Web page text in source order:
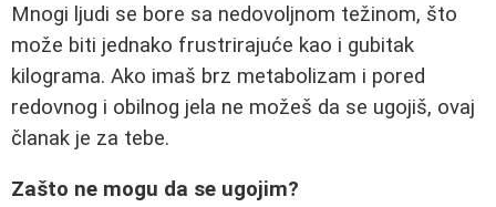
Mnogi ljudi se bore sa nedovoljnom težinom, što
može biti jednako frustrirajuće kao i gubitak
kilograma. Ako imaš brz metabolizam i pored
redovnog i obilnog jela ne možeš da se ugojiš, ovaj
članak je za tebe.
Zašto ne mogu da se ugojim?